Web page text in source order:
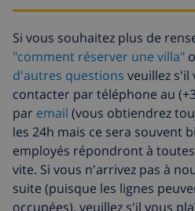
Si vous souhaitez plus de
"comment réserver une villa"
d'autres questions veuillez s'il
contacter par téléphone au
par email (vous obtiendrez
les 24h mais ce sera souvent
employés répondront à
vite. Si vous n'arrivez pas à
suite (puisque les lignes
occupées), veuillez s'il vous